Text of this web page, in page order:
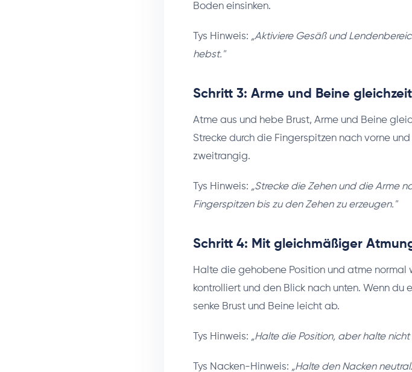
Boden einsinken.
Tys Hinweis: „Aktiviere Gesäß und
hebst."
Schritt 3: Arme und Beine
Atme aus und hebe Brust, Arme und Beine
Strecke durch die Fingerspitzen nach vorne
zweitrangig.
Tys Hinweis: „Strecke die Zehen und die Arme
Fingerspitzen bis zu den Zehen zu erzeugen."
Schritt 4: Mit gleichmäßiger
Halte die gehobene Position und atme
kontrolliert und den Blick nach unten. Wenn du
senke Brust und Beine leicht ab.
Tys Hinweis: „Halte die Position, aber halte
Tys Nacken-Hinweis: „Halte den Nacken